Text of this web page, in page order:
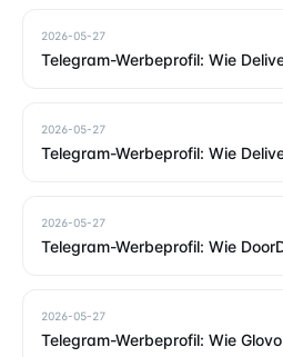
2026-05-27
Telegram-Werbeprofil: Wie
2026-05-27
Telegram-Werbeprofil: Wie
2026-05-27
Telegram-Werbeprofil: Wie
2026-05-27
Telegram-Werbeprofil: Wie